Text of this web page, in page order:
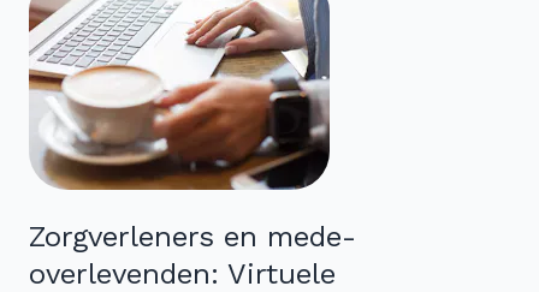
Zorgverleners en mede-
overlevenden: Virtuele